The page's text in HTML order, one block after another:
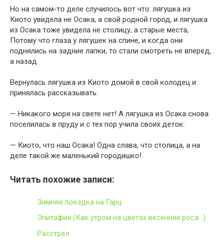
Но на самом-то деле случилось вот что: лягушка из
Киото увидела не Осака, а свой родной город, и лягушка
из Осака тоже увидела не столицу, а старые места,
Потому что глаза у лягушек на спине, и когда они
поднялись на задние лапки, то стали смотреть не вперед,
а назад.
Вернулась лягушка из Киото домой в свой колодец и
принялась рассказывать:
— Никакого моря на свете нет! А лягушка из Осака снова
поселилась в пруду и с тех пор учила своих деток:
— Киото, что наш Осака! Одна слава, что столица, а на
деле такой же маленький городишко!
Читать похожие записи:
Зимняя поездка на Гарц
Эпитафия (Как утром на цветах весенняя роса…)
Расстрел